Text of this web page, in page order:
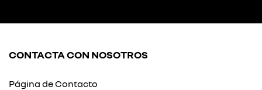
CONTACTA CON NOSOTROS
Página de Contacto